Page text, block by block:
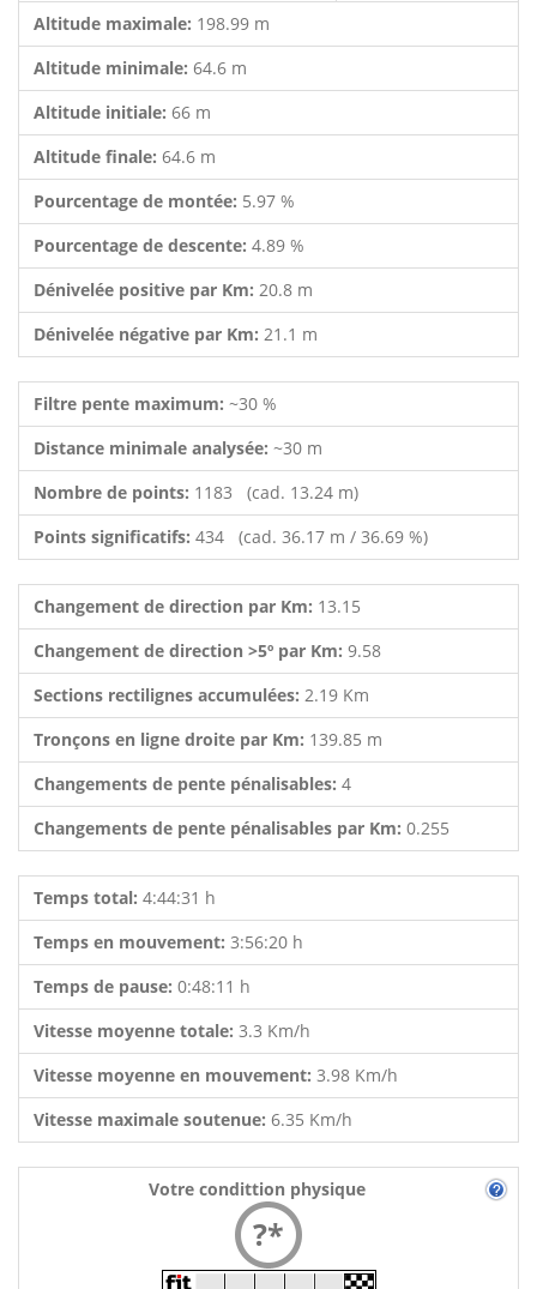
Altitude maximale: 198.99 m
Altitude minimale: 64.6 m
Altitude initiale: 66 m
Altitude finale: 64.6 m
Pourcentage de montée: 5.97 %
Pourcentage de descente: 4.89 %
Dénivelée positive par Km: 20.8 m
Dénivelée négative par Km: 21.1 m
Filtre pente maximum: ~30 %
Distance minimale analysée: ~30 m
Nombre de points: 1183 (cad. 13.24 m)
Points significatifs: 434 (cad. 36.17 m / 36.69 %)
Changement de direction par Km: 13.15
Changement de direction >5º par Km: 9.58
Sections rectilignes accumulées: 2.19 Km
Tronçons en ligne droite par Km: 139.85 m
Changements de pente pénalisables: 4
Changements de pente pénalisables par Km: 0.255
Temps total: 4:44:31 h
Temps en mouvement: 3:56:20 h
Temps de pause: 0:48:11 h
Vitesse moyenne totale: 3.3 Km/h
Vitesse moyenne en mouvement: 3.98 Km/h
Vitesse maximale soutenue: 6.35 Km/h
Votre condittion physique
?*